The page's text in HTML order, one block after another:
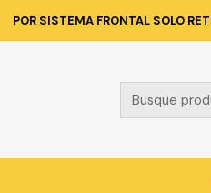
POR SISTEMA FRONTAL SOLO
Inicio Catálogo FERRETERIA